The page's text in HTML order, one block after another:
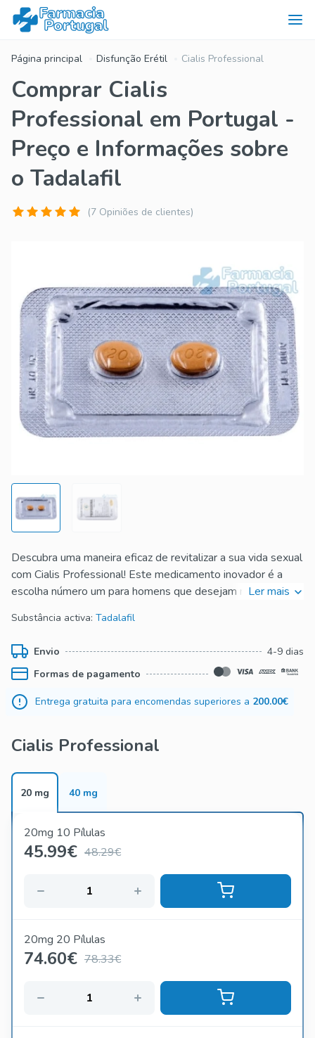
Página principal Disfunção Erétil Cialis Professional
Comprar Cialis
Professional em Portugal -
Preço e Informações sobre
o Tadalafil
(7 Opiniões de clientes)
Descubra uma maneira eficaz de revitalizar a sua vida sexual
com Cialis Professional! Este medicamento inovador é a
escolha número um para homens que desejam melhorar a
Cialis Professional proporciona ereções mais firmes, maior
resistência e uma confiança renovada para satisfazer o seu
parceiro.
Por que escolher Cialis Professional? Este medicamento
contém Tadalafil, que atua rapidamente para aumentar o
forte e duradoura. Além disso, a sua fórmula profissional
garante resultados mais rápidos e eficazes em comparação
com outras opções no mercado. Não deixe que a disfunção
erétil afete a sua vida amorosa, escolha Cialis Professional
e redescubra o prazer sexual!
Ler mais
Substância activa: Tadalafil
Envio
4-9 dias
Formas de pagamento
Entrega gratuita para encomendas superiores a 200.00€
Cialis Professional
20 mg 40 mg
20mg 10 Pílulas
45.99€ 48.29€
20mg 20 Pílulas
74.60€ 78.33€